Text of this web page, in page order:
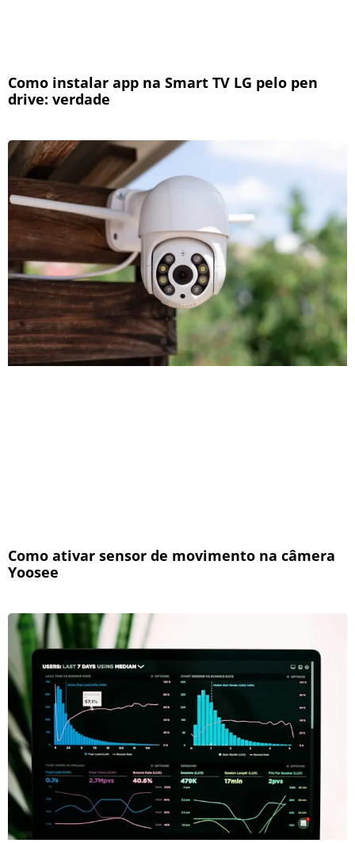
Como instalar app na Smart TV LG pelo pen
drive: verdade
Como ativar sensor de movimento na câmera
Yoosee